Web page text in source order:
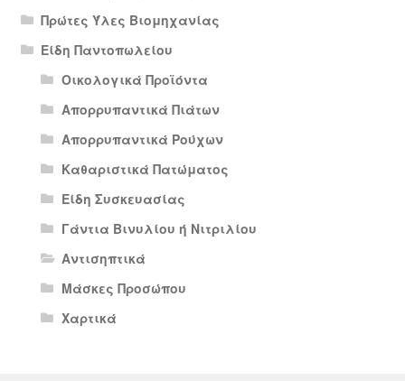
Πρώτες Ύλες Βιομηχανίας
Είδη Παντοπωλείου
Οικολογικά Προϊόντα
Απορρυπαντικά Πιάτων
Απορρυπαντικά Ρούχων
Καθαριστικά Πατώματος
Είδη Συσκευασίας
Γάντια Βινυλίου ή Νιτριλίου
Αντισηπτικά
Μάσκες Προσώπου
Χαρτικά